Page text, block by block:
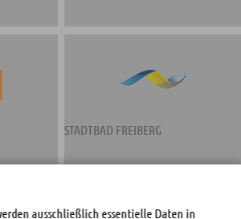
STADTBAD FREIBERG
ausschließlich essentielle Daten in